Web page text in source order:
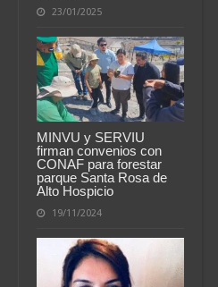
23/01/2025
MINVU y SERVIU
firman convenios con
CONAF para forestar
parque Santa Rosa de
Alto Hospicio
19/11/2024